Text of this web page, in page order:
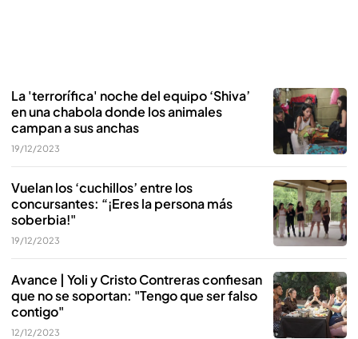
La 'terrorífica' noche del equipo ‘Shiva’
en una chabola donde los animales
campan a sus anchas
19/12/2023
Vuelan los ‘cuchillos’ entre los
concursantes: “¡Eres la persona más
soberbia!"
19/12/2023
Avance | Yoli y Cristo Contreras confiesan
que no se soportan: "Tengo que ser falso
contigo"
12/12/2023